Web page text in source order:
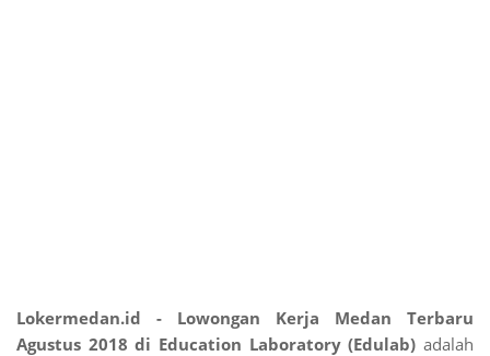
Lokermedan.id - Lowongan Kerja Medan Terbaru
Agustus 2018 di Education Laboratory (Edulab) adalah